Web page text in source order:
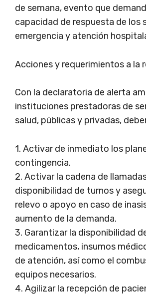
de semana, evento que
capacidad de respuesta de los
emergencia y atención
Acciones y requerimientos a la
Con la declaratoria de alerta
instituciones prestadoras de
salud, públicas y privadas,
1. Activar de inmediato los
contingencia.
2. Activar la cadena de
disponibilidad de turnos y
relevo o apoyo en caso de
aumento de la demanda.
3. Garantizar la disponibilidad
medicamentos, insumos
de atención, así como el
equipos necesarios.
4. Agilizar la recepción de